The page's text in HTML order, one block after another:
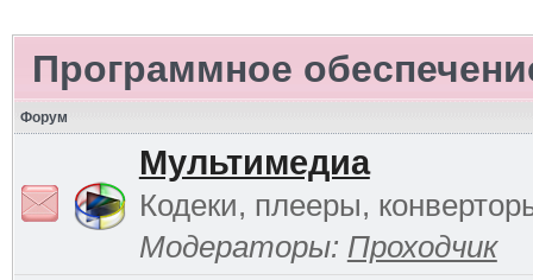
Программное
Форум
Мультимедиа
Кодеки, плееры,
Модераторы: Проходчик